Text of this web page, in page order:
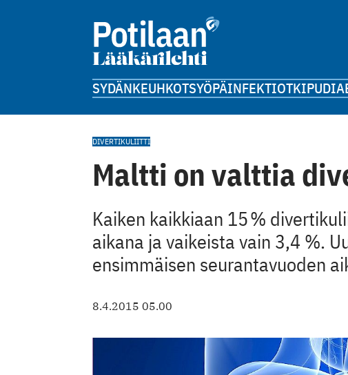
SYDÄNKEUHKOTSYÖPÄINFEKTIOTKIPU
DIVERTIKULIITTI
Maltti on valttia
Kaiken kaikkiaan 15 %
aikana ja vaikeista vain 3,4 %.
ensimmäisen seurantavuoden
8.4.2015 05.00